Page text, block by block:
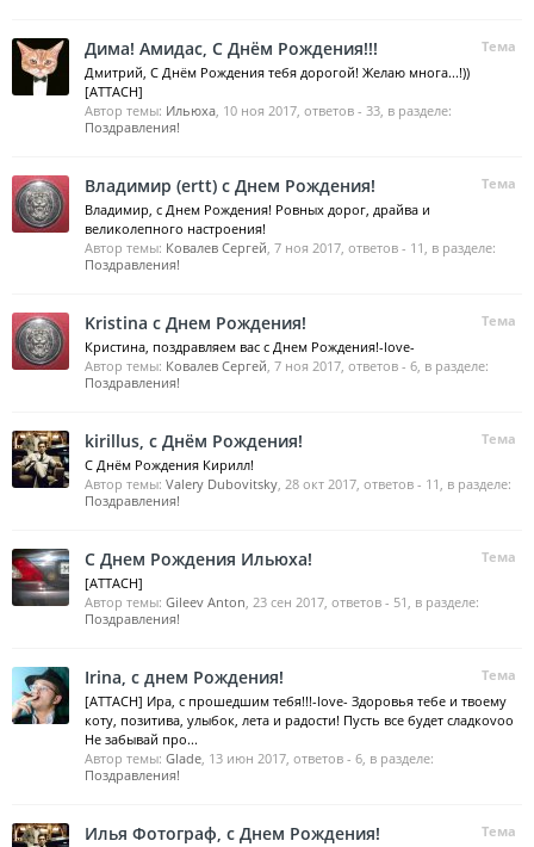
Тема
Дима! Амидас, С Днём Рождения!!!
Дмитрий, С Днём Рождения тебя дорогой! Желаю многа...!))
[ATTACH]
Автор темы: Ильюха, 10 ноя 2017, ответов - 33, в разделе:
Поздравления!
Тема
Владимир (ertt) с Днем Рождения!
Владимир, с Днем Рождения! Ровных дорог, драйва и
великолепного настроения!
Автор темы: Ковалев Сергей, 7 ноя 2017, ответов - 11, в разделе:
Поздравления!
Тема
Kristina с Днем Рождения!
Кристина, поздравляем вас с Днем Рождения!-love-
Автор темы: Ковалев Сергей, 7 ноя 2017, ответов - 6, в разделе:
Поздравления!
Тема
kirillus, с Днём Рождения!
С Днём Рождения Кирилл!
Автор темы: Valery Dubovitsky, 28 окт 2017, ответов - 11, в разделе:
Поздравления!
Тема
С Днем Рождения Ильюха!
[ATTACH]
Автор темы: Gileev Anton, 23 сен 2017, ответов - 51, в разделе:
Поздравления!
Тема
Irina, с днем Рождения!
[ATTACH] Ира, с прошедшим тебя!!!-love- Здоровья тебе и твоему
коту, позитива, улыбок, лета и радости! Пусть все будет сладкоvoo
Не забывай про...
Автор темы: Glade, 13 июн 2017, ответов - 6, в разделе:
Поздравления!
Тема
Илья Фотограф, с Днем Рождения!